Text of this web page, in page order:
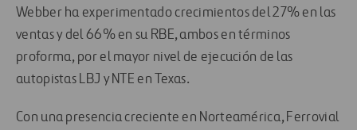
Webber ha experimentado crecimientos del 27% en las
ventas y del 66% en su RBE, ambos en términos
proforma, por el mayor nivel de ejecución de las
autopistas LBJ y NTE en Texas.
Con una presencia creciente en Norteamérica, Ferrovial